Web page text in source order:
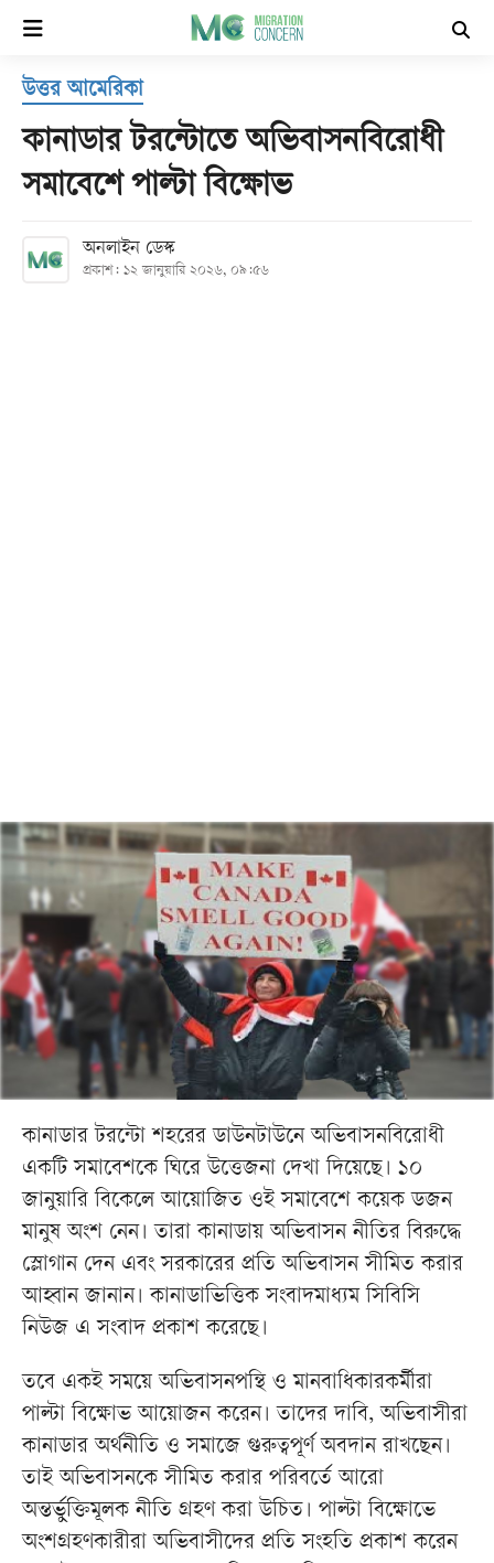
হোম
সর্বশেষ
বিভাগ
উত্তর আমেরিকা
কানাডার টরন্টোতে অভিবাসনবিরোধী
সমাবেশে পাল্টা বিক্ষোভ
অনলাইন ডেস্ক
প্রকাশ: ১২ জানুয়ারি ২০২৬, ০৯:৫৬
কানাডার টরন্টো শহরের ডাউনটাউনে অভিবাসনবিরোধী
একটি সমাবেশকে ঘিরে উত্তেজনা দেখা দিয়েছে। ১০
জানুয়ারি বিকেলে আয়োজিত ওই সমাবেশে কয়েক ডজন
মানুষ অংশ নেন। তারা কানাডায় অভিবাসন নীতির বিরুদ্ধে
স্লোগান দেন এবং সরকারের প্রতি অভিবাসন সীমিত করার
আহ্বান জানান। কানাডাভিত্তিক সংবাদমাধ্যম সিবিসি
নিউজ এ সংবাদ প্রকাশ করেছে।
তবে একই সময়ে অভিবাসনপন্থি ও মানবাধিকারকর্মীরা
পাল্টা বিক্ষোভ আয়োজন করেন। তাদের দাবি, অভিবাসীরা
কানাডার অর্থনীতি ও সমাজে গুরুত্বপূর্ণ অবদান রাখছেন।
তাই অভিবাসনকে সীমিত করার পরিবর্তে আরো
অন্তর্ভুক্তিমূলক নীতি গ্রহণ করা উচিত। পাল্টা বিক্ষোভে
অংশগ্রহণকারীরা অভিবাসীদের প্রতি সংহতি প্রকাশ করেন